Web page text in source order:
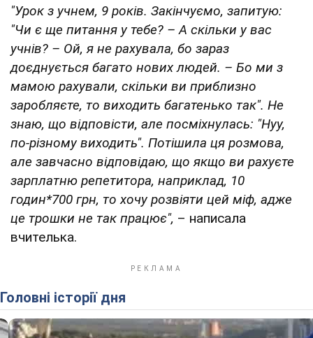
"Урок з учнем, 9 років. Закінчуємо, запитую:
"Чи є ще питання у тебе? – А скільки у вас
учнів? – Ой, я не рахувала, бо зараз
доєднується багато нових людей. – Бо ми з
мамою рахували, скільки ви приблизно
заробляєте, то виходить багатенько так". Не
знаю, що відповісти, але посміхнулась: "Нуу,
по-різному виходить". Потішила ця розмова,
але завчасно відповідаю, що якщо ви рахуєте
зарплатню репетитора, наприклад, 10
годин*700 грн, то хочу розвіяти цей міф, адже
це трошки не так працює", – написала
вчителька.
Головні історії дня